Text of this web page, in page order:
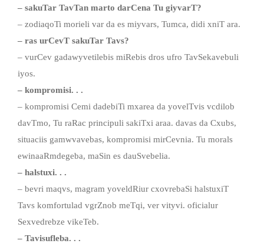
– sakuTar TavTan marto darCena Tu giyvarT?
– zodiaqoTi morieli var da es miyvars, Tumca, didi xniT ara.
– ras urCevT sakuTar Tavs?
– vurCev gadawyvetilebis miRebis dros ufro TavSekavebuli
iyos.
– kompromisi. . .
– kompromisi Cemi dadebiTi mxarea da yovelTvis vcdilob
davTmo, Tu raRac principuli sakiTxi araa. davas da Cxubs,
situaciis gamwvavebas, kompromisi mirCevnia. Tu morals
ewinaaRmdegeba, maSin es dauSvebelia.
– halstuxi. . .
– bevri maqvs, magram yoveldRiur cxovrebaSi halstuxiT
Tavs komfortulad vgrZnob meTqi, ver vityvi. oficialur
Sexvedrebze vikeTeb.
– Tavisufleba. . .